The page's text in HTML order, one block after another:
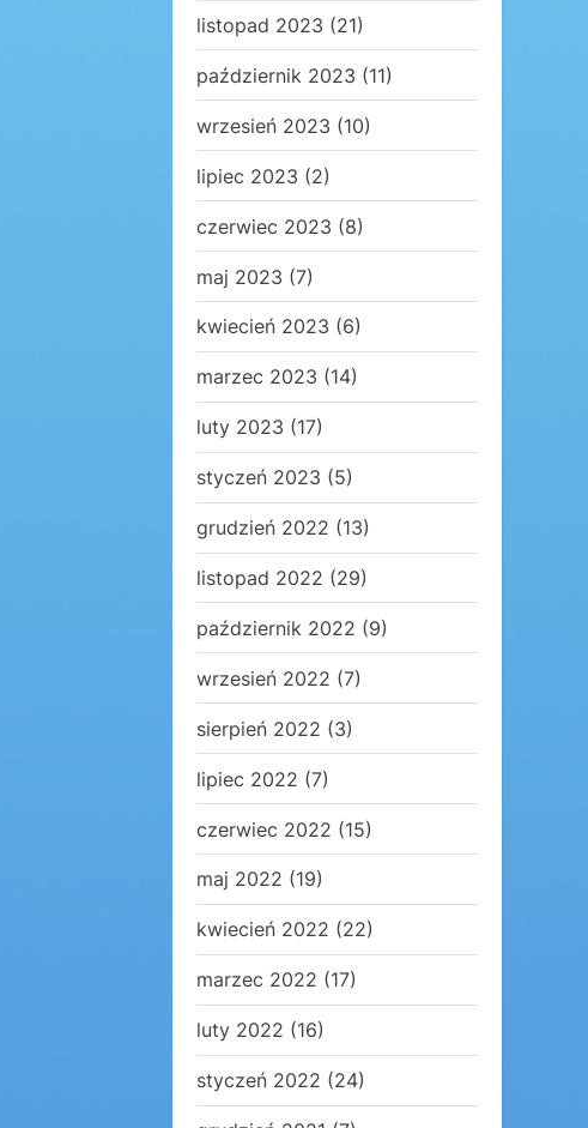
listopad 2023 (21)
październik 2023 (11)
wrzesień 2023 (10)
lipiec 2023 (2)
czerwiec 2023 (8)
maj 2023 (7)
kwiecień 2023 (6)
marzec 2023 (14)
luty 2023 (17)
styczeń 2023 (5)
grudzień 2022 (13)
listopad 2022 (29)
październik 2022 (9)
wrzesień 2022 (7)
sierpień 2022 (3)
lipiec 2022 (7)
czerwiec 2022 (15)
maj 2022 (19)
kwiecień 2022 (22)
marzec 2022 (17)
luty 2022 (16)
styczeń 2022 (24)